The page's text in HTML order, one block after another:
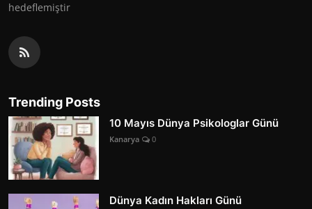
hedeflemiştir
Trending Posts
10 Mayıs Dünya Psikologlar Günü
Kanarya 0
Dünya Kadın Hakları Günü